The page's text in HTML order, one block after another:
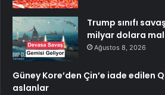
Trump sınıfı
milyar dolara
Ağustos 8, 2026
Güney Kore’den Çin’e iade edilen
aslanlar